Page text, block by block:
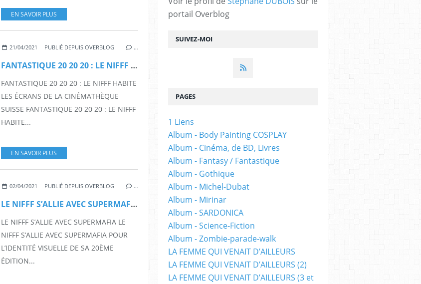
EN SAVOIR PLUS
,COURTS-MÉTRAGES,EPOUVANTE ,FANTASTIQUE
21/04/2021 PUBLIÉ DEPUIS OVERBLOG …
FANTASTIQUE 20 20 20 : LE NIFFF HABITE LES ÉCRANS DE LA CINÉMATHÈQUE SUISSE
FANTASTIQUE 20 20 20 : LE NIFFF HABITE
LES ÉCRANS DE LA CINÉMATHÈQUE
SUISSE FANTASTIQUE 20 20 20 : LE NIFFF
HABITE...
EN SAVOIR PLUS
,COURTS-MÉTRAGES,FANTASTIQUE FESTIVAL FESTIVALS,NIFFF, NIFFF NEUCHATEL SUISSE
02/04/2021 PUBLIÉ DEPUIS OVERBLOG …
LE NIFFF S’ALLIE AVEC SUPERMAFIA
LE NIFFF S’ALLIE AVEC SUPERMAFIA LE
NIFFF S’ALLIE AVEC SUPERMAFIA POUR
L’IDENTITÉ VISUELLE DE SA 20ÈME
ÉDITION...
SUIVEZ-MOI
portail Overblog
PAGES
1 Liens
Album - Body Painting COSPLAY
Album - Cinéma, de BD, Livres
Album - Fantasy / Fantastique
Album - Gothique
Album - Michel-Dubat
Album - Mirinar
Album - SARDONICA
Album - Science-Fiction
Album - Zombie-parade-walk
LA FEMME QUI VENAIT D’AILLEURS
LA FEMME QUI VENAIT D’AILLEURS (2)
LA FEMME QUI VENAIT D’AILLEURS (3 et